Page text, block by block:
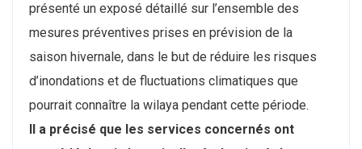
présenté un exposé détaillé sur l’ensemble des
mesures préventives prises en prévision de la
saison hivernale, dans le but de réduire les risques
d’inondations et de fluctuations climatiques que
pourrait connaître la wilaya pendant cette période.
Il a précisé que les services concernés ont